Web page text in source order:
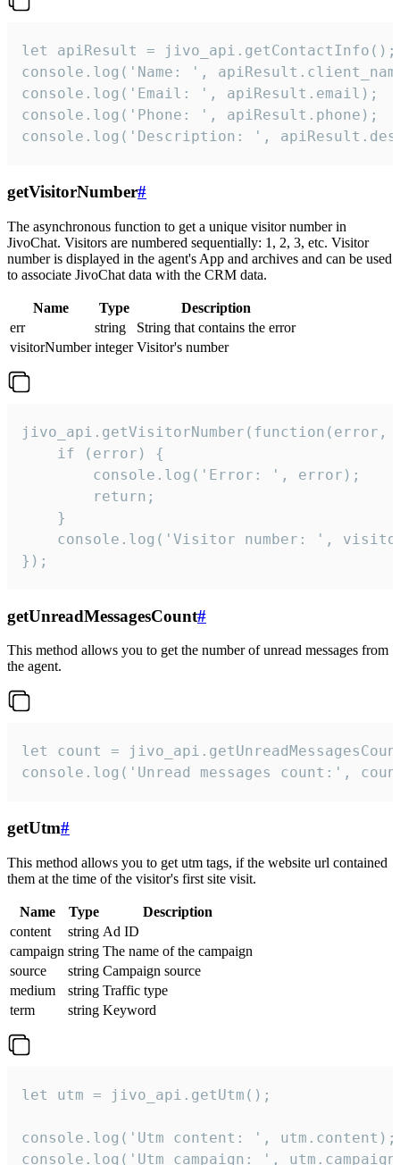
let apiResult = jivo_api.getContactInfo();
console.log('Name: ',
console.log('Email: ', apiResult.email);
console.log('Phone: ', apiResult.phone);
console.log('Description: ',
getVisitorNumber#
The asynchronous function to get a unique visitor number in
JivoChat. Visitors are numbered sequentially: 1, 2, 3, etc. Visitor
number is displayed in the agent's App and archives and can be used
to associate JivoChat data with the CRM data.
Name Type
Description
err
string
String that contains the error
visitorNumber integer Visitor's number
jivo_api.getVisitorNumber(function(error,
    if (error) {
        console.log('Error: ', error);
        return;
    }
console.log('Visitor number: ',
});
getUnreadMessagesCount#
This method allows you to get the number of unread messages from
the agent.
let count =
console.log('Unread messages count:',
getUtm#
This method allows you to get utm tags, if the website url contained
them at the time of the visitor's first site visit.
Name Type
Description
content
string Ad ID
campaign string The name of the campaign
source
string Campaign source
medium
string Traffic type
term
string Keyword
let utm = jivo_api.getUtm();
console.log('Utm content: ', utm.content);
console.log('Utm campaign: ',